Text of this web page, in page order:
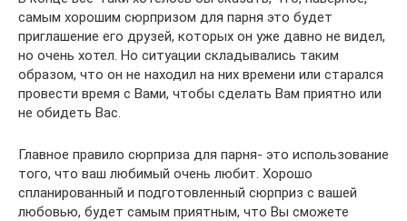
самым хорошим сюрпризом для парня это будет
приглашение его друзей, которых он уже давно не видел,
но очень хотел. Но ситуации складывались таким
образом, что он не находил на них времени или старался
провести время с Вами, чтобы сделать Вам приятно или
не обидеть Вас.
Главное правило сюрприза для парня- это использование
того, что ваш любимый очень любит. Хорошо
спланированный и подготовленный сюрприз с вашей
любовью, будет самым приятным, что Вы сможете